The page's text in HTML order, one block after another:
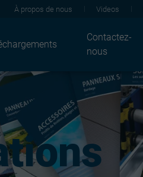
Acoustiques
Thermique
Feu
Solaire
Coldstore
Durabilité
Contactez-
nous
À propos de nous Videos